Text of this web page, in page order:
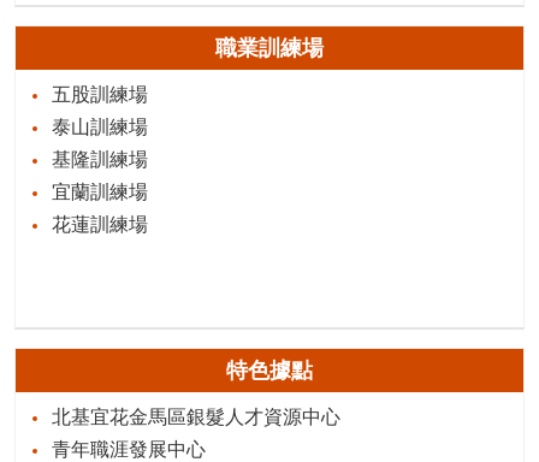
職業訓練場
五股訓練場
泰山訓練場
基隆訓練場
宜蘭訓練場
花蓮訓練場
特色據點
北基宜花金馬區銀髮人才資源中心
青年職涯發展中心